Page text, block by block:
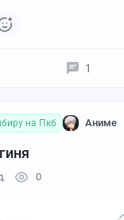
1
на Пкб Аниме
0